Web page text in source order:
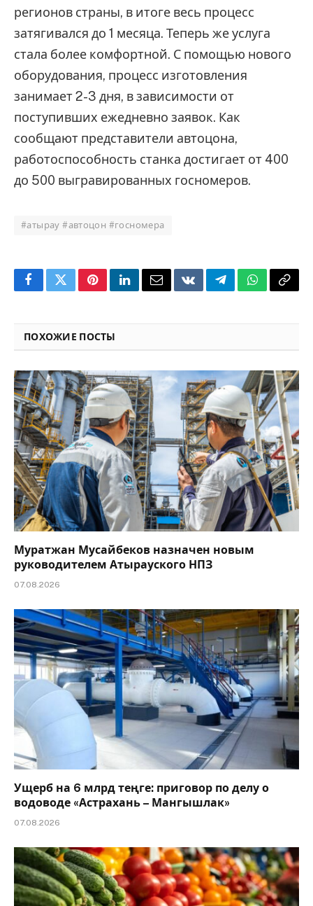
регионов страны, в итоге весь процесс
затягивался до 1 месяца. Теперь же услуга
стала более комфортной. С помощью нового
оборудования, процесс изготовления
занимает 2-3 дня, в зависимости от
поступивших ежедневно заявок. Как
сообщают представители автоцона,
работоспособность станка достигает от 400
до 500 выгравированных госномеров.
#атырау #автоцон #госномера
FacebookTwitterPinterestLinkedInEmailVKontakteTelegramWhatsApp
Copy
ПОХОЖИЕ ПОСТЫ
Муратжан Мусайбеков назначен новым
руководителем Атырауского НПЗ
07.08.2026
Ущерб на 6 млрд теңге: приговор по делу о
водоводе «Астрахань – Мангышлак»
07.08.2026